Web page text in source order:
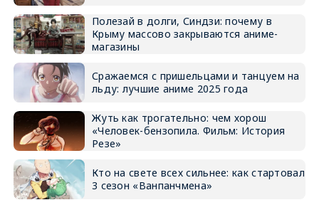
Полезай в долги, Синдзи: почему в
Крыму массово закрываются аниме-
магазины
Сражаемся с пришельцами и танцуем на
льду: лучшие аниме 2025 года
Жуть как трогательно: чем хорош
«Человек-бензопила. Фильм: История
Резе»
Кто на свете всех сильнее: как стартовал
3 сезон «Ванпанчмена»